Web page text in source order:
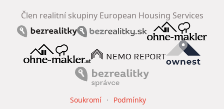
Člen realitní skupiny European Housing Services
Soukromí Podmínky